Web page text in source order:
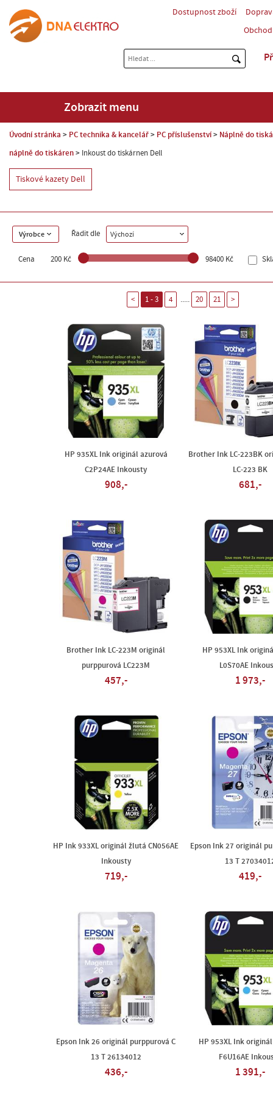
Dostupnost zboží
Zobrazit menu
Úvodní stránka PC technika & kancelář PC příslušenství Náplně do
náplně do tiskáren Inkoust do tiskárnen Dell
Tiskové kazety Dell
Výrobce Řadit dle Výchozí
Cena 200 Kč 98400 Kč
< 1 - 3 4 ..... 20 21 >
HP 935XL Ink originál azurová
C2P24AE Inkousty
908,-
Brother Ink LC-223BK
LC-223 BK
681,-
Brother Ink LC-223M originál
purppurová LC223M
457,-
HP 953XL Ink
L0S70AE
1 973,-
HP Ink 933XL originál žlutá CN056AE
Inkousty
719,-
Epson Ink 27 originál
13 T
419,-
Epson Ink 26 originál purppurová C
13 T 26134012
436,-
HP 953XL Ink
F6U16AE
1 391,-